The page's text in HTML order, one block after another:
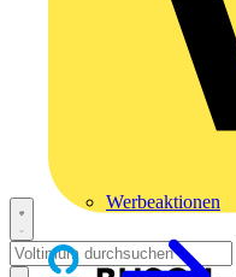
Werbeaktionen